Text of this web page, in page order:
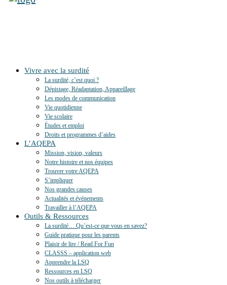
Vivre avec la surdité
La surdité, c’est quoi ?
Dépistage, Réadaptation, Appareillage
Les modes de communication
Vie quotidienne
Vie scolaire
Études et emploi
Droits et programmes d’aides
L’AQEPA
Mission, vision, valeurs
Notre histoire et nos équipes
Trouver votre AQEPA
S’impliquer
Nos grandes causes
Actualités et événements
Travailler à l’AQEPA
Outils & Ressources
La surdité… Qu’est-ce que vous en savez?
Guide pratique pour les parents
Plaisir de lire / Read For Fun
CLASSS – application web
Apprendre la LSQ
Ressources en LSQ
Nos outils à télécharger